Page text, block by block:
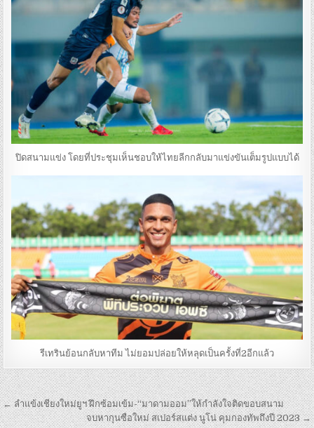
ปิดสนามแข่ง โดยที่ประชุมเห็นชอบให้ไทยลีกกลับมาแข่งขันเต็มรูปแบบได้
รีเทรินย้อนกลับหาทีม ไม่ยอมปล่อยให้หลุดเป็นครั้งที่2อีกแล้ว
เมนู
← ลำแข้งเชียงใหม่ยูฯ ฝึกซ้อมเข้ม-“มาดามออม”ให้กำลังใจติดขอบสนาม
จบหากุนซือใหม่ สเปอร์สแต่ง นูโน่ คุมกองทัพถึงปี 2023 →